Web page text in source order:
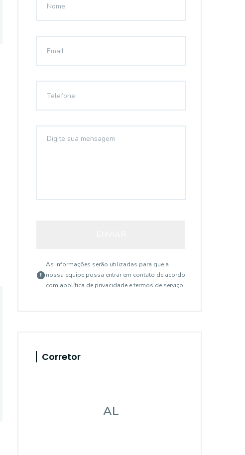
As informações serão utilizadas para que a
nossa equipe possa entrar em contato de acordo
com apolítica de privacidade e termos de serviço
Corretor
AL